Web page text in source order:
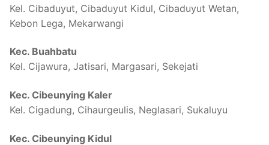
Kel. Cibaduyut, Cibaduyut Kidul, Cibaduyut Wetan,
Kebon Lega, Mekarwangi
Kec. Buahbatu
Kel. Cijawura, Jatisari, Margasari, Sekejati
Kec. Cibeunying Kaler
Kel. Cigadung, Cihaurgeulis, Neglasari, Sukaluyu
Kec. Cibeunying Kidul